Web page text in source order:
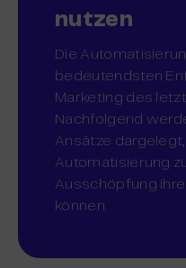
nutzen
Die
bedeutendsten
Marketing des
Nachfolgend
Ansätze
Automatisierung
Ausschöpfung
können.